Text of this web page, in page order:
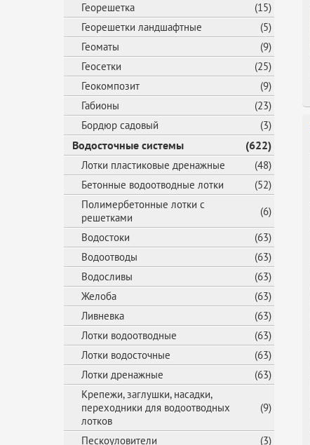
Георешетка
(15)
Георешетки ландшафтные
(5)
Геоматы
(9)
Геосетки
(25)
Геокомпозит
(9)
Габионы
(23)
Бордюр садовый
(3)
Водосточные системы (622)
Лотки пластиковые дренажные
(48)
Бетонные водоотводные лотки
(52)
Полимербетонные лотки с
решетками
(6)
Водостоки
(63)
Водоотводы
(63)
Водосливы
(63)
Желоба
(63)
Ливневка
(63)
Лотки водоотводные
(63)
Лотки водосточные
(63)
Лотки дренажные
(63)
Крепежи, заглушки, насадки,
переходники для водоотводных
лотков
(9)
Пескоуловители (3)